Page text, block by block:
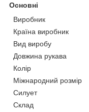
Основні
Виробник
Країна виробник
Вид виробу
Довжина рукава
Колір
Міжнародний розмір
Силует
Склад